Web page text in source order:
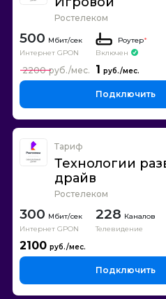
Ростелеком
500
Интернет GPON
Роутер*
Включен
1
2200
Подключить
Тариф
Технологии
драйв
Ростелеком
300
Интернет GPON
228 Каналов
Телевидение
2100
Подключить